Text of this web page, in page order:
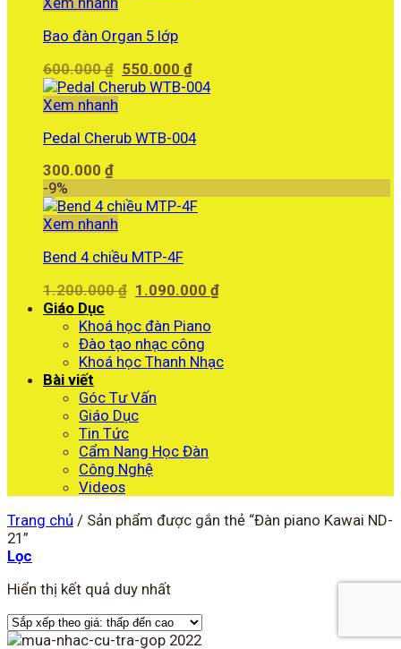
Bao đàn Organ 5 lớp
600.000₫ Giá
gốc
550.000₫Giá
hiện
550.000 ₫.
Xem nhanh
Pedal Cherub WTB-004
300.000 ₫
-9%
Xem nhanh
Bend 4 chiều MTP-4F
1.200.000₫ Giá
là:
1.200.000 ₫.
1.090.000₫Giá
1.090.000 ₫.
Giáo Dục
Khoá học đàn Piano
Đào tạo nhạc công
Khoá học Thanh Nhạc
Bài viết
Góc Tư Vấn
Giáo Dục
Tin Tức
Cẩm Nang Học Đàn
Công Nghệ
Videos
Trang chủ / Sản phẩm được gắn thẻ “Đàn piano Kawai ND-
21”
Lọc
Hiển thị kết quả duy nhất